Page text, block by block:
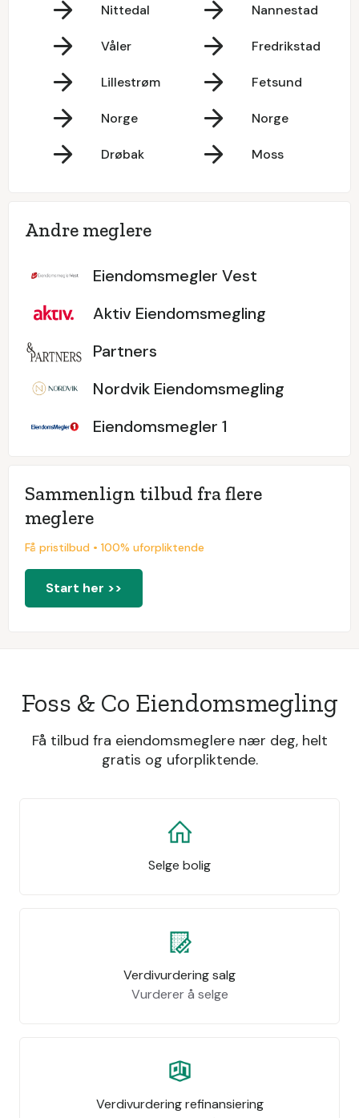
Nittedal Nannestad
Våler Fredrikstad
Lillestrøm Fetsund
Norge Norge
Drøbak Moss
Andre meglere
Eiendomsmegler Vest
Aktiv Eiendomsmegling
Partners
Nordvik Eiendomsmegling
Eiendomsmegler 1
Sammenlign tilbud fra flere
meglere
Få pristilbud • 100% uforpliktende
Start her >>
Foss & Co Eiendomsmegling
Få tilbud fra eiendomsmeglere nær deg, helt
gratis og uforpliktende.
Selge bolig
Verdivurdering salg
Vurderer å selge
Verdivurdering refinansiering